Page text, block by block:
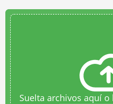
Suelta archivos aquí